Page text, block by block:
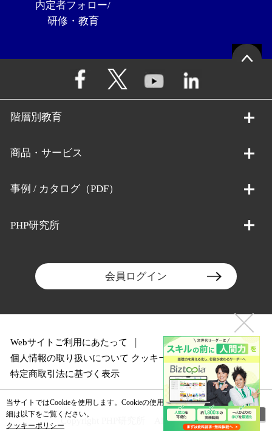
内定者フォロー/
研修・教育
階層別教育
商品・サービス
事例 / カタログ（PDF）
PHP研究所
会員ログイン
Webサイトご利用にあたって
個人情報の取り扱いについて クッキーポリシー
特定商取引法に基づく表示
Copyright PHP研究所 All rights reserved.
当サイトではCookieを使用します。Cookieの使用に関する詳
細は以下をご覧ください。
クッキーポリシー
閉じる